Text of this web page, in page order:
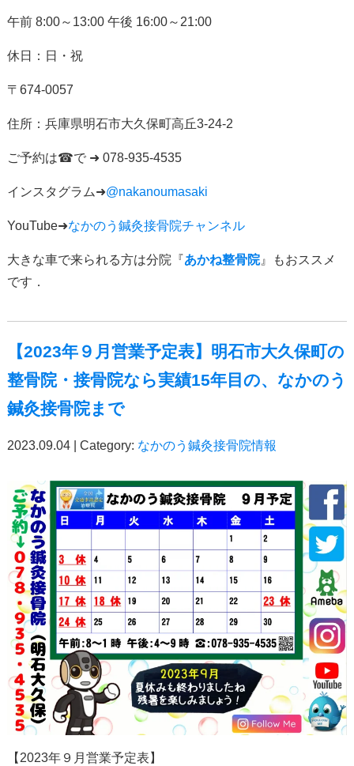
午前8:00～ 13:00 午後 16:00～ 21:00
休日：日・祝
〒 674-0057
住所： 兵庫県明石市大久保町高丘3-24-2
ご予約は☎で➜ 078-935-4535
インスタグラム➜@nakanoumasaki
YouTube➜なかのう鍼灸接骨院チャンネル
大きな車で来られる方は分院『あかね整骨院』もおススメ
です．
【2023年９月営業予定表】明石市大久保町の
整骨院・接骨院なら実績15年目の、なかのう
鍼灸接骨院まで
2023.09.04 | Category: なかのう鍼灸接骨院情報
【 2023年９月営業予定表】